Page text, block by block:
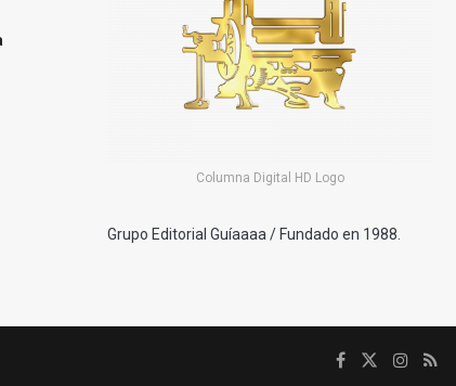
Columna Digital HD Logo
Grupo Editorial Guíaaaa / Fundado en 1988.